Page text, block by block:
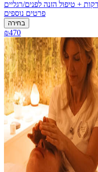
פרטים נוספים
בחירה
₪470